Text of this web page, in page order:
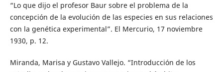
“Lo que dijo el profesor Baur sobre el problema de la
concepción de la evolución de las especies en sus relaciones
con la genética experimental”. El Mercurio, 17 noviembre
1930, p. 12.
Miranda, Marisa y Gustavo Vallejo. “Introducción de los